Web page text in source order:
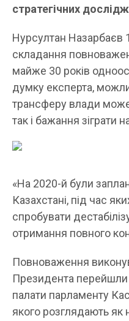
стратегічних
Нурсултан Назарбаєв
складання
майже 30 років
думку експерта,
трансферу влади може
так і бажання зіграти
«На 2020-й були
Казахстані, під час
спробувати
отримання повного
Повноваження
Президента перейшли
палати парламенту
якого розглядають як